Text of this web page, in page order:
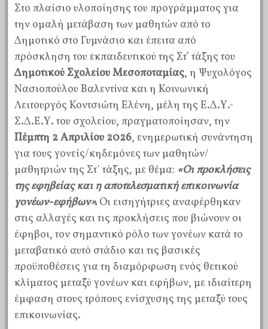
Στο πλαίσιο υλοποίησης του προγράμματος για
την ομαλή μετάβαση των μαθητών από το
Δημοτικό στο Γυμνάσιο και έπειτα από
πρόσκληση του εκπαιδευτικού της Στ’ τάξης του
Δημοτικού Σχολείου Μεσοποταμίας, η Ψυχολόγος
Νασιοπούλου Βαλεντίνα και η Κοινωνική
Λειτουργός Κοντσιώτη Ελένη, μέλη της Ε.Δ.Υ.-
Σ.Δ.Ε.Υ. του σχολείου, πραγματοποίησαν, την
Πέμπτη 2 Απριλίου 2026, ενημερωτική συνάντηση
για τους γονείς/κηδεμόνες των μαθητών/
μαθητριών της Στ΄ τάξης, με θέμα: «Οι προκλήσεις
της εφηβείας και η αποτελεσματική επικοινωνία
γονέων-εφήβων».Οι εισηγήτριες αναφέρθηκαν
στις αλλαγές και τις προκλήσεις που βιώνουν οι
έφηβοι, τον σημαντικό ρόλο των γονέων κατά το
μεταβατικό αυτό στάδιο και τις βασικές
προϋποθέσεις για τη διαμόρφωση ενός θετικού
κλίματος μεταξύ γονέων και εφήβων, με ιδιαίτερη
έμφαση στους τρόπους ενίσχυσης της μεταξύ τους
επικοινωνίας.